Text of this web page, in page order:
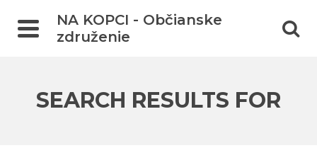
NA KOPCI - Občianske
združenie
SEARCH RESULTS FOR